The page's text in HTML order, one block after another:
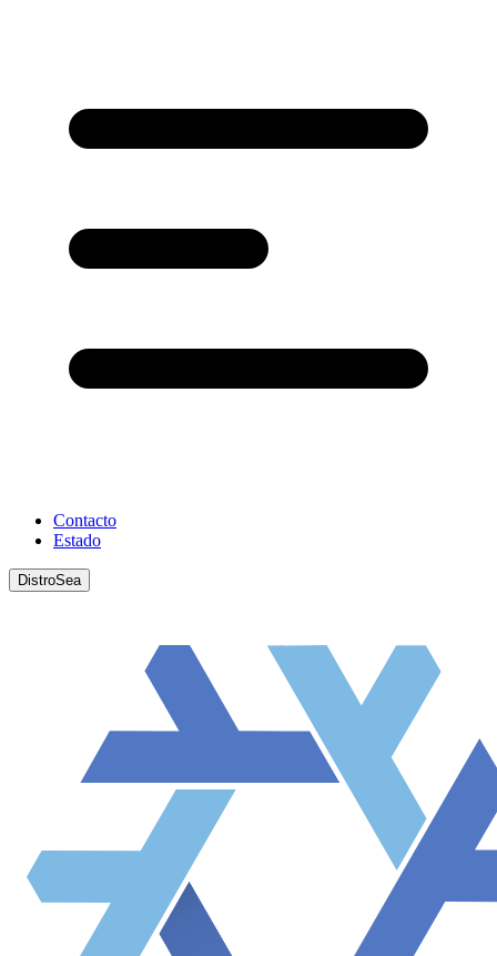
Contacto
Estado
DistroSea